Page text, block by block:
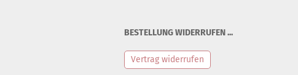
BESTELLUNG WIDERRUFEN ...
Vertrag widerrufen